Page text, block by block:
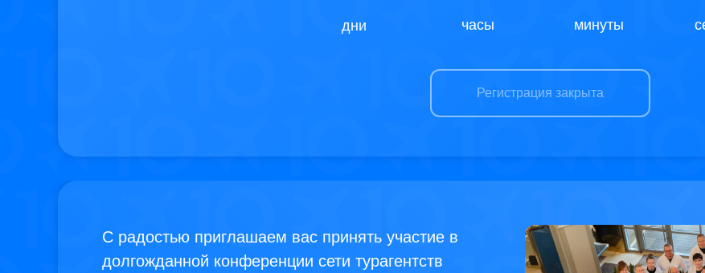
дни часы минуты
Регистрация закрыта
С радостью приглашаем вас принять участие в
долгожданной конференции сети турагентств